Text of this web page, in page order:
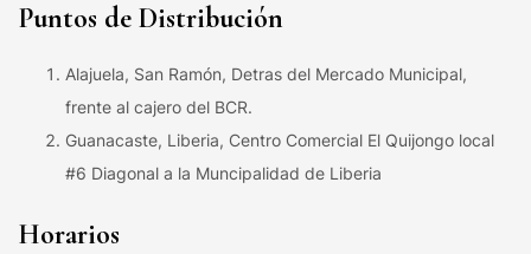
Puntos de Distribución
Alajuela, San Ramón, Detras del Mercado Municipal,
frente al cajero del BCR.
Guanacaste, Liberia, Centro Comercial El Quijongo local
#6 Diagonal a la Muncipalidad de Liberia
Horarios